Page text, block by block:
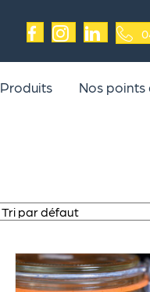
Produits Nos points